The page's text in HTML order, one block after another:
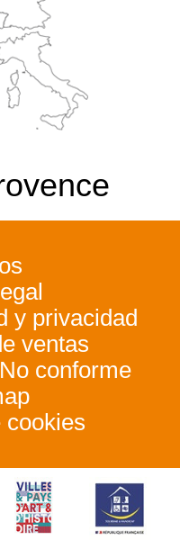
y privacidad
ventas
conforme
cookies